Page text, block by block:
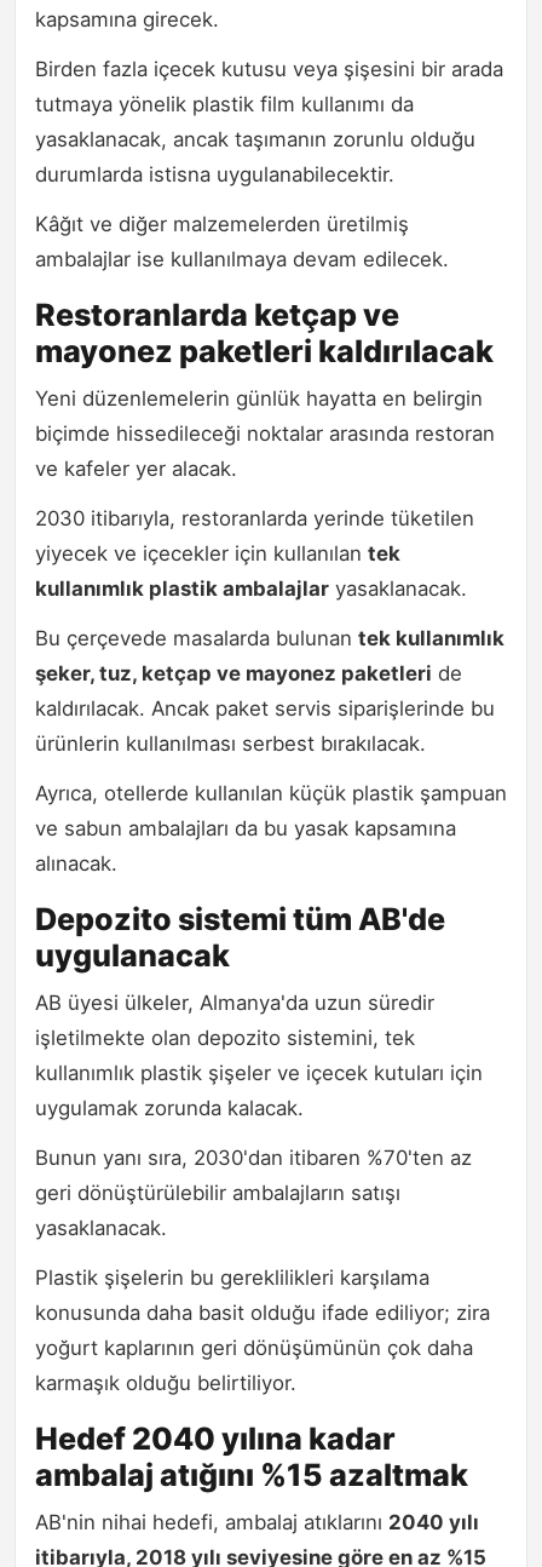
kapsamına girecek.
Birden fazla içecek kutusu veya şişesini bir arada
tutmaya yönelik plastik film kullanımı da
yasaklanacak, ancak taşımanın zorunlu olduğu
durumlarda istisna uygulanabilecektir.
Kâğıt ve diğer malzemelerden üretilmiş
ambalajlar ise kullanılmaya devam edilecek.
Restoranlarda ketçap ve
mayonez paketleri kaldırılacak
Yeni düzenlemelerin günlük hayatta en belirgin
biçimde hissedileceği noktalar arasında restoran
ve kafeler yer alacak.
2030 itibarıyla, restoranlarda yerinde tüketilen
yiyecek ve içecekler için kullanılan tek
kullanımlık plastik ambalajlar yasaklanacak.
Bu çerçevede masalarda bulunan tek kullanımlık
şeker, tuz, ketçap ve mayonez paketleri de
kaldırılacak. Ancak paket servis siparişlerinde bu
ürünlerin kullanılması serbest bırakılacak.
Ayrıca, otellerde kullanılan küçük plastik şampuan
ve sabun ambalajları da bu yasak kapsamına
alınacak.
Depozito sistemi tüm AB'de
uygulanacak
AB üyesi ülkeler, Almanya'da uzun süredir
işletilmekte olan depozito sistemini, tek
kullanımlık plastik şişeler ve içecek kutuları için
uygulamak zorunda kalacak.
Bunun yanı sıra, 2030'dan itibaren %70'ten az
geri dönüştürülebilir ambalajların satışı
yasaklanacak.
Plastik şişelerin bu gereklilikleri karşılama
konusunda daha basit olduğu ifade ediliyor; zira
yoğurt kaplarının geri dönüşümünün çok daha
karmaşık olduğu belirtiliyor.
Hedef 2040 yılına kadar
ambalaj atığını %15 azaltmak
AB'nin nihai hedefi, ambalaj atıklarını 2040 yılı
itibarıyla, 2018 yılı seviyesine göre en az %15